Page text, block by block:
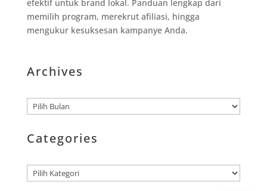
efektif untuk brand lokal. Panduan lengkap dari
memilih program, merekrut afiliasi, hingga
mengukur kesuksesan kampanye Anda.
Archives
Arsip
Categories
Kategori